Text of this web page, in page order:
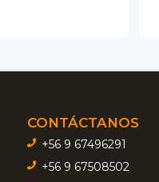
CONTÁCTANOS
+56 9 67496291
+56 9 67508502